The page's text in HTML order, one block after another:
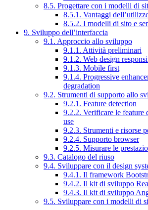
8.5. Progettare con i modelli di
8.5.1. Vantaggi
8.5.2. I modelli di sito e
9. Sviluppo dell’interfaccia
9.1. Approccio allo sviluppo
9.1.1. Attività preliminari
9.1.2. Web design
9.1.3. Mobile first
9.1.4. Progressive
degradation
9.2. Strumenti di supporto allo
9.2.1. Feature detection
9.2.2. Verificare le
use
9.2.3. Strumenti e risorse
9.2.4. Supporto browser
9.2.5. Misurare le
9.3. Catalogo del riuso
9.4. Sviluppare con il design
9.4.1. Il framework
9.4.2. Il kit di sviluppo
9.4.3. Il kit di sviluppo
9.5. Sviluppare con i modelli di